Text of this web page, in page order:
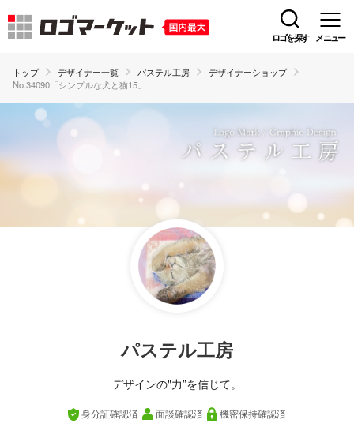
ロゴを探す メニュー
トップ デザイナー一覧 パステル工房
デザイナーショップ
No.34090「シンプルな犬と猫15」
パステル工房
デザインの"力”を信じて。
身分証確認済 面談確認済 機密保持確認済